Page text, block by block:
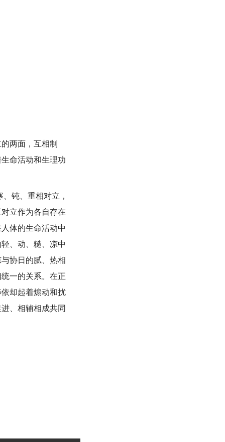
两面，互相制
命活动和生理功
钝、重相对立，
立作为各自存在
体的生命活动中
、动、糙、凉中
协日的腻、热相
一的关系。在正
却起着煽动和扰
、相辅相成共同